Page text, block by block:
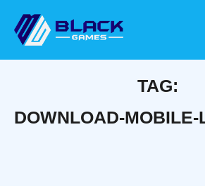
content
TAG:
DOWNLOAD-MOBILE-